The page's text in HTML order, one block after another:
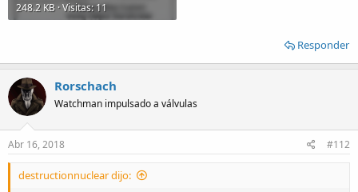
248.2 KB · Visitas: 11
Responder
Rorschach
Watchman impulsado a válvulas
Abr 16, 2018 #112
destructionnuclear dijo: